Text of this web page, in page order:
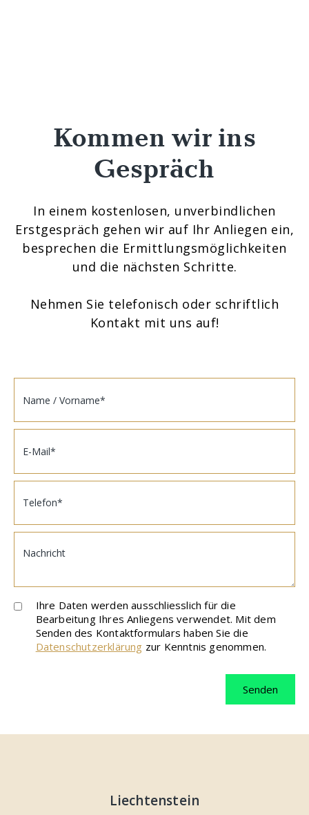
Kommen wir ins
Gespräch
In einem kostenlosen, unverbindlichen
Erstgespräch gehen wir auf Ihr Anliegen ein,
besprechen die Ermittlungsmöglichkeiten
und die nächsten Schritte.
Nehmen Sie telefonisch oder schriftlich
Kontakt mit uns auf!
Ihre Daten werden ausschliesslich für die
Bearbeitung Ihres Anliegens verwendet. Mit dem
Senden des Kontaktformulars haben Sie die
Datenschutzerklärung zur Kenntnis genommen.
Liechtenstein